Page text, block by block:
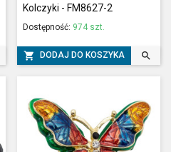
Kolczyki - FM8627-2
Dostępność: 974 szt.
 DODAJ DO KOSZYKA 